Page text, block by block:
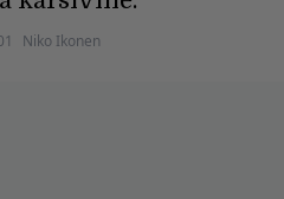
Niko Ikonen